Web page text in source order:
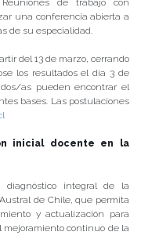
de trabajo con
una conferencia abierta a
de su especialidad.
del 13 de marzo, cerrando
los resultados el día 3 de
as pueden encontrar el
bases. Las postulaciones
inicial docente en la
diagnóstico integral de la
de Chile, que permita
y actualización para
mejoramiento continuo de la